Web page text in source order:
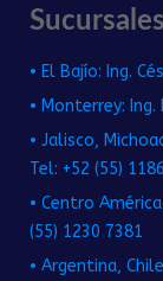
Sucursales
• El Bajío: Ing.
• Monterrey:
• Jalisco,
Tel: +52 (55)
• Centro
(55) 1230 7381
• Argentina,